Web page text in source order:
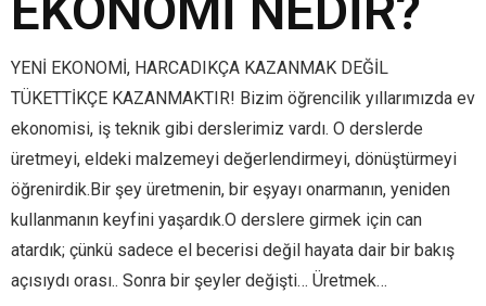
YENİ EKONOMİ, HARCADIKÇA KAZANMAK DEĞİL
TÜKETTİKÇE KAZANMAKTIR! Bizim öğrencilik yıllarımızda ev
ekonomisi, iş teknik gibi derslerimiz vardı. O derslerde
üretmeyi, eldeki malzemeyi değerlendirmeyi, dönüştürmeyi
öğrenirdik.Bir şey üretmenin, bir eşyayı onarmanın, yeniden
kullanmanın keyfini yaşardık.O derslere girmek için can
atardık; çünkü sadece el becerisi değil hayata dair bir bakış
açısıydı orası.. Sonra bir şeyler değişti… Üretmek…